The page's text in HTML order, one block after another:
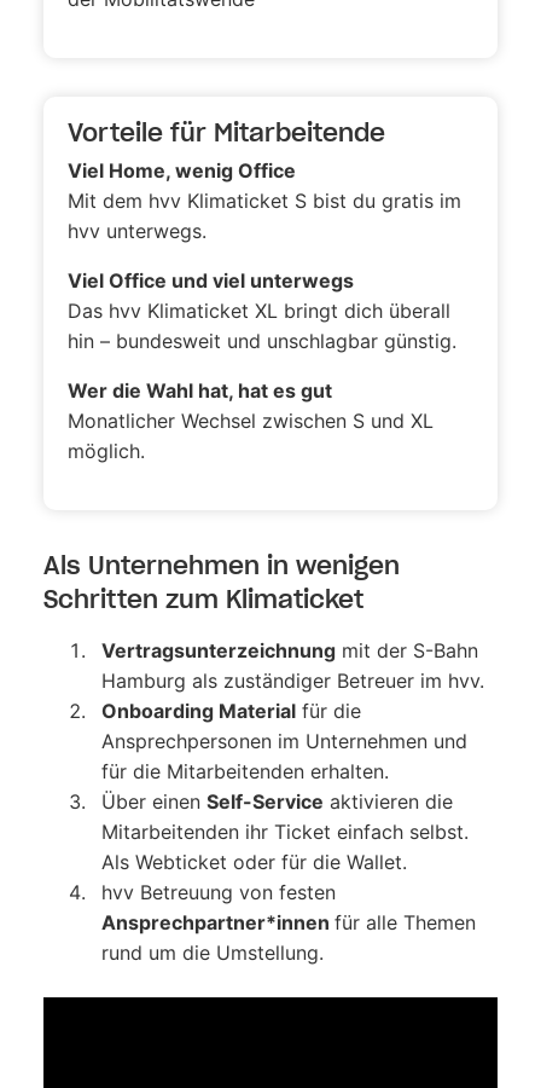
Vorteile für Mitarbeitende
Viel Home, wenig Office
Mit dem hvv Klimaticket S bist du gratis im
hvv unterwegs.
Viel Office und viel unterwegs
Das hvv Klimaticket XL bringt dich überall
hin – bundesweit und unschlagbar günstig.
Wer die Wahl hat, hat es gut
Monatlicher Wechsel zwischen S und XL
möglich.
Als Unternehmen in wenigen
Schritten zum Klimaticket
Vertragsunterzeichnung mit der S-Bahn
Hamburg als zuständiger Betreuer im hvv.
Onboarding Material für die
Ansprechpersonen im Unternehmen und
für die Mitarbeitenden erhalten.
Über einen Self-Service aktivieren die
Mitarbeitenden ihr Ticket einfach selbst.
Als Webticket oder für die Wallet.
hvv Betreuung von festen
Ansprechpartner*innen für alle Themen
rund um die Umstellung.